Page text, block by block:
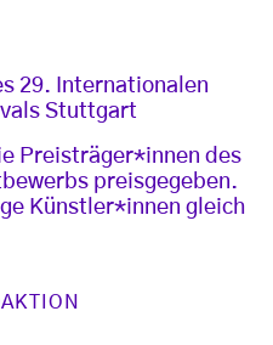
29. Internationalen
Stuttgart
Preisträger*innen des
preisgegeben.
Künstler*innen gleich